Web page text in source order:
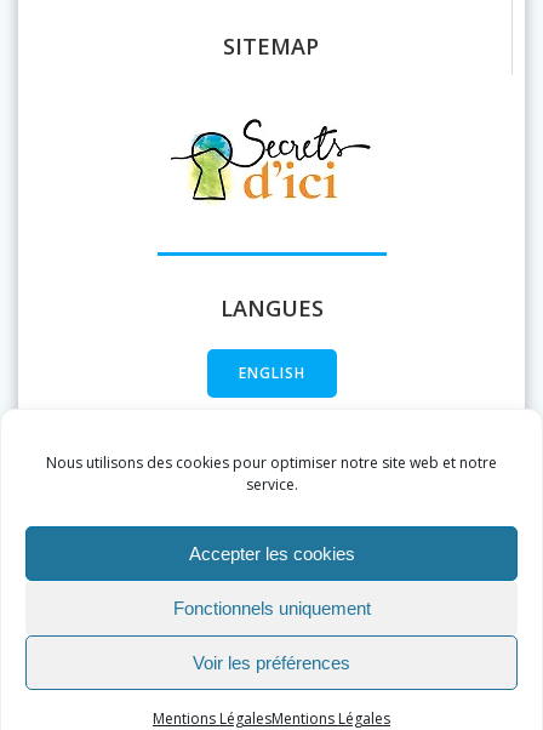
Nous utilisons des cookies pour optimiser notre site web et notre
service.
Accepter les cookies
Fonctionnels uniquement
Voir les préférences
Mentions LégalesMentions Légales
SITEMAP
LANGUES
ENGLISH